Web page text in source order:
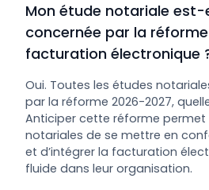
Mon étude notariale est-
concernée par la
facturation électronique
Oui. Toutes les études
par la réforme 2026-2027,
Anticiper cette réforme permet
notariales de se mettre en
et d’intégrer la facturation
fluide dans leur organisation.